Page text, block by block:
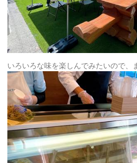
いろいろな味を楽しんでみたいので、